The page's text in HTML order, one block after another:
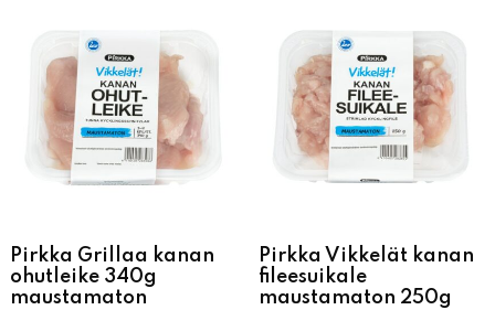
Pirkka Grillaa kanan
ohutleike 340g
maustamaton
Pirkka Vikkelät kanan
fileesuikale
maustamaton 250g